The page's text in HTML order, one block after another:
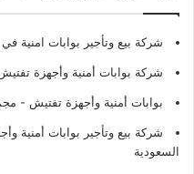
شركة بيع وتأجير بوابات امنية
شركة بوابات أمنية وأجهزة
بوابات أمنية وأجهزة تفتيش -
شركة بيع وتأجير بوابات أمنية
السعودية